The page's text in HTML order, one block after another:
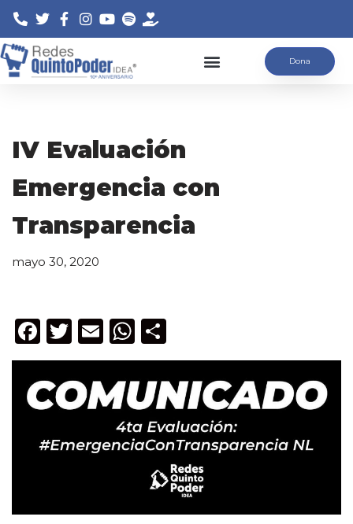
Saltar
al
Dona
IV Evaluación
Emergencia con
Transparencia
mayo 30, 2020
F
a
c
e
b
o
k
T
w
it
te
E
m
ai
l
W
h
a
ts
A
p
p
o
m
p
ar
ti
r